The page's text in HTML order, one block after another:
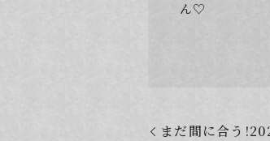
ん♡
まだ間に合う